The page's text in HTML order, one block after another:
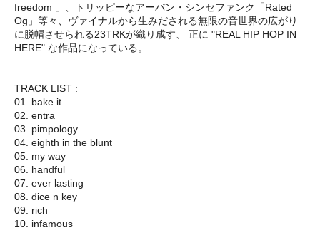
freedom 」、トリッピーなアーバン・シンセファンク「Rated
Og」等々、ヴァイナルから生みだされる無限の音世界の広がり
に脱帽させられる23TRKが織り成す、 正に "REAL HIP HOP IN
HERE" な作品になっている。
TRACK LIST :
01. bake it
02. entra
03. pimpology
04. eighth in the blunt
05. my way
06. handful
07. ever lasting
08. dice n key
09. rich
10. infamous